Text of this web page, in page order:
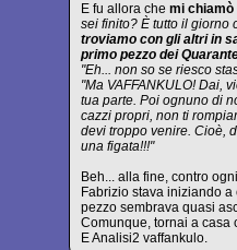
E fu allora che mi chiamò
sei finito? È tutto il giorno
troviamo con gli altri in
primo pezzo dei
"Eh... non so se riesco
"Ma VAFFANKULO! Dai,
tua parte. Poi ognuno di
cazzi propri, non ti
devi troppo venire. Cioè,
una figata!!!"
Beh... alla fine, contro
Fabrizio stava iniziando a
pezzo sembrava quasi
Comunque, tornai a casa
E Analisi2 vaffankulo.